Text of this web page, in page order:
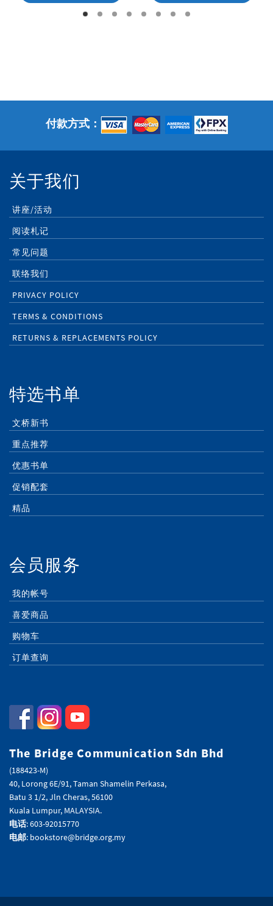
付款方式：
关于我们
讲座/活动
阅读札记
常见问题
联络我们
PRIVACY POLICY
TERMS & CONDITIONS
RETURNS & REPLACEMENTS POLICY
特选书单
文桥新书
重点推荐
优惠书单
促销配套
精品
会员服务
我的帐号
喜爱商品
购物车
订单查询
The Bridge Communication Sdn Bhd
(188423-M)
40, Lorong 6E/91, Taman Shamelin Perkasa,
Batu 3 1/2, Jln Cheras, 56100
Kuala Lumpur, MALAYSIA.
电话: 603-92015770
电邮: bookstore@bridge.org.my